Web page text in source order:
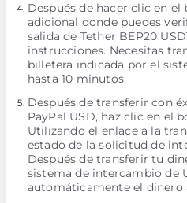
Después de hacer clic en el
adicional donde puedes
salida de Tether BEP20
instrucciones. Necesitas
billetera indicada por el
hasta 10 minutos.
Después de transferir con
PayPal USD, haz clic en el
Utilizando el enlace a la
estado de la solicitud de
Después de transferir tu
sistema de intercambio de
automáticamente el dinero